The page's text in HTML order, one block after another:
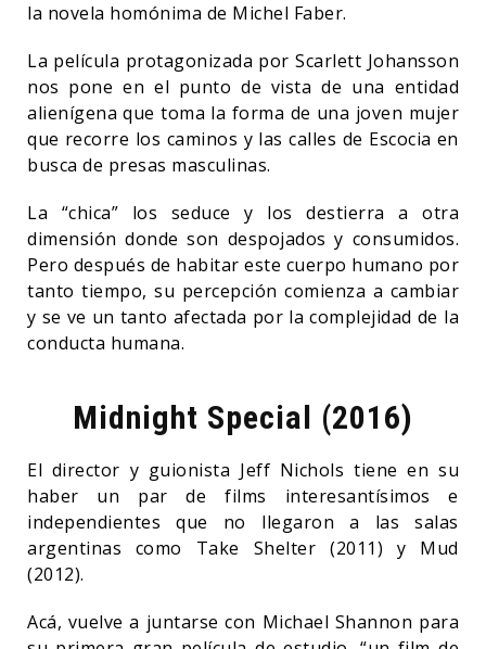
la novela homónima de Michel Faber.
La película protagonizada por Scarlett Johansson
nos pone en el punto de vista de una entidad
alienígena que toma la forma de una joven mujer
que recorre los caminos y las calles de Escocia en
busca de presas masculinas.
La “chica” los seduce y los destierra a otra
dimensión donde son despojados y consumidos.
Pero después de habitar este cuerpo humano por
tanto tiempo, su percepción comienza a cambiar
y se ve un tanto afectada por la complejidad de la
conducta humana.
Midnight Special (2016)
El director y guionista Jeff Nichols tiene en su
haber un par de films interesantísimos e
independientes que no llegaron a las salas
argentinas como Take Shelter (2011) y Mud
(2012).
Acá, vuelve a juntarse con Michael Shannon para